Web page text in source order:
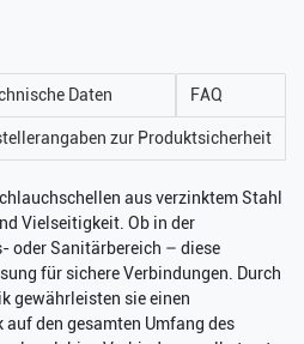
Daten FAQ
zur Produktsicherheit
aus verzinktem Stahl
Vielseitigkeit. Ob in der
oder Sanitärbereich – diese
für sichere Verbindungen. Durch
gewährleisten sie einen
den gesamten Umfang des